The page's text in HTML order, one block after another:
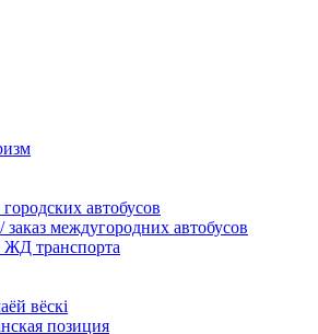
автобусов
заказ междугородних автобусов
ЖД транспорта
вёскі
позиция